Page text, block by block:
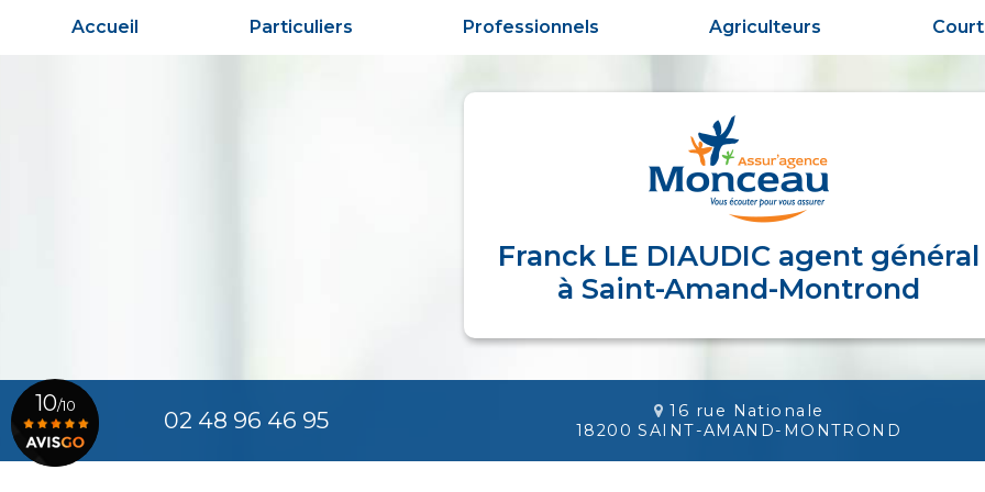
Accueil Particuliers Professionnels Agriculteurs
Franck LE DIAUDIC agent général
à Saint-Amand-Montrond
02 48 96 46 95
16 rue Nationale
18200 SAINT-AMAND-MONTROND
10/10